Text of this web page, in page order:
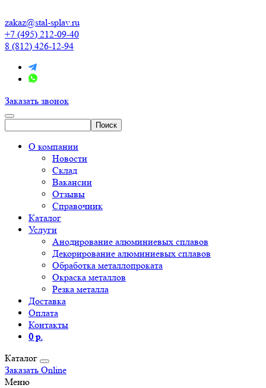
zakaz@stal-splav.ru
+7 (495) 212-09-40
8 (812) 426-12-94
Заказать звонок
О компании
Новости
Склад
Вакансии
Отзывы
Справочник
Каталог
Услуги
Анодирование алюминиевых сплавов
Декорирование алюминиевых сплавов
Обработка металлопроката
Окраска металлов
Резка металла
Доставка
Оплата
Контакты
0 р.
Каталог
Заказать Online
Меню